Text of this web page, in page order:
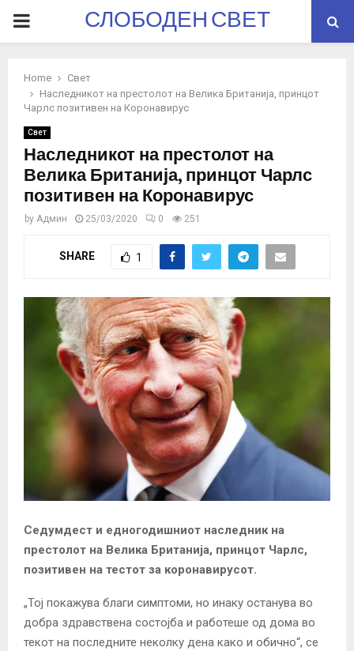
PRIMARYСЛОБОДЕН СВЕТ
Home
Свет
Наследникот на престолот на Велика Британија, принцот
Чарлс позитивен на Коронавирус
Свет
Наследникот на престолот на
Велика Британија, принцот Чарлс
позитивен на Коронавирус
by Админ 25/03/2020 0 251
SHARE 1
Седумдест и едногодишниот наследник на
престолот на Велика Британија, принцот Чарлс,
позитивен на тестот за коронавирусот.
„Тој покажува благи симптоми, но инаку останува во
добра здравствена состојба и работеше од дома во
текот на последните неколку дена како и обично“, се